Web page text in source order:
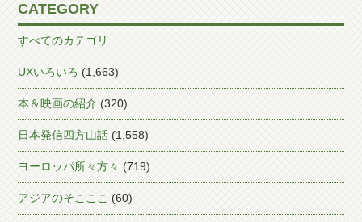
CATEGORY
すべてのカテゴリ
UXいろいろ (1,663)
本＆映画の紹介 (320)
日本発信四方山話 (1,558)
ヨーロッパ所々方々 (719)
アジアのそこここ (60)